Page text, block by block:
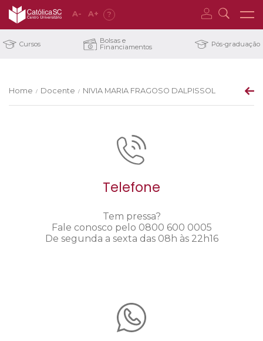
A- A+ ?
Cursos Bolsas e
Financiamentos Pós-graduação
Home / Docente / NIVIA MARIA FRAGOSO DALPISSOL
Telefone
Tem pressa?
Fale conosco pelo 0800 600 0005
De segunda a sexta das 08h às 22h16